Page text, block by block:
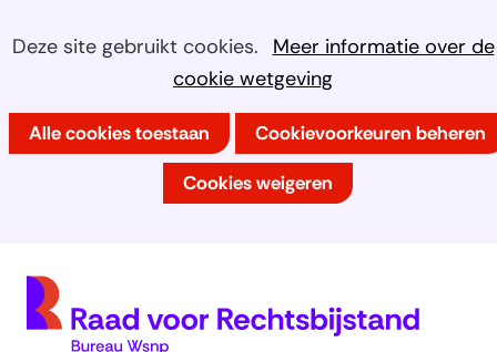
Cookies
Deze site gebruikt cookies.
Meer informatie over de
cookie wetgeving
Hier
het
gebruik
deze
website
worden
Alle cookies toestaan Cookievoorkeuren beheren
Cookies weigeren
naar
de
inhoud